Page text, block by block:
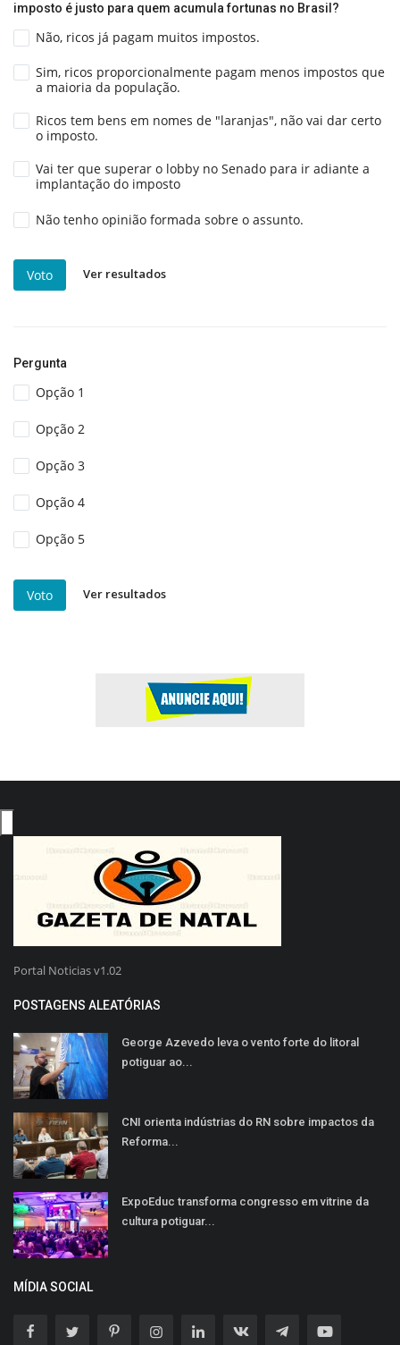
imposto é justo para quem acumula fortunas no Brasil?
Não, ricos já pagam muitos impostos.
Sim, ricos proporcionalmente pagam menos impostos que
a maioria da população.
Ricos tem bens em nomes de "laranjas", não vai dar certo
o imposto.
Vai ter que superar o lobby no Senado para ir adiante a
implantação do imposto
Não tenho opinião formada sobre o assunto.
Voto Ver resultados
Pergunta
Opção 1
Opção 2
Opção 3
Opção 4
Opção 5
Voto Ver resultados
Portal Noticias v1.02
POSTAGENS ALEATÓRIAS
George Azevedo leva o vento forte do litoral
potiguar ao...
CNI orienta indústrias do RN sobre impactos da
Reforma...
ExpoEduc transforma congresso em vitrine da
cultura potiguar...
MÍDIA SOCIAL